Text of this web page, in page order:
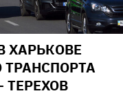
ХАРЬКОВЕ
ТРАНСПОРТА